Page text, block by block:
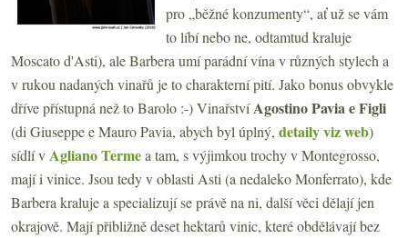
pro „běžné konzumenty“, ať už se vám
to líbí nebo ne, odtamtud kraluje
Moscato d'Asti), ale Barbera umí parádní vína v různých stylech a
v rukou nadaných vinařů je to charakterní pití. Jako bonus obvykle
dříve přístupná než to Barolo :-) VinařstvíAgostino Pavia e Figli
(di Giuseppe e Mauro Pavia, abych byl úplný, detaily viz web)
sídlí vAgliano Termea tam, s výjimkou trochy v Montegrosso,
mají i vinice. Jsou tedy v oblasti Asti (a nedaleko Monferrato), kde
Barbera kraluje a specializují se právě na ni, další věci dělají jen
okrajově. Mají přibližně deset hektarů vinic, které obdělávají bez